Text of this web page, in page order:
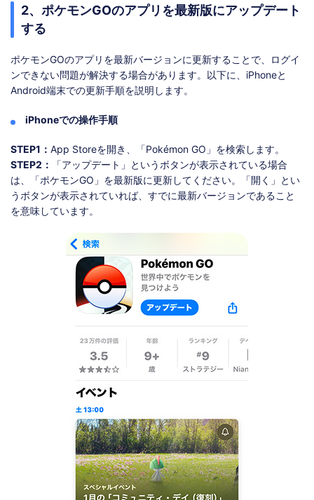
2、ポケモンGOのアプリを最新版にアップデート
する
ポケモンGOのアプリを最新バージョンに更新することで、ログイ
ンできない問題が解決する場合があります。以下に、iPhoneと
Android端末での更新手順を説明します。
iPhoneでの操作手順
STEP1： App Storeを開き、「Pokémon GO」を検索します。
STEP2：
「アップデート」というボタンが表示されている場合
は、「ポケモンGO」を最新版に更新してください。「開く」とい
うボタンが表示されていれば、すでに最新バージョンであること
を意味しています。